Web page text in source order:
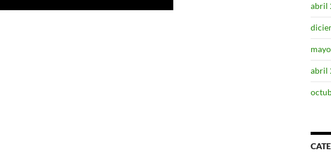
abril
abril